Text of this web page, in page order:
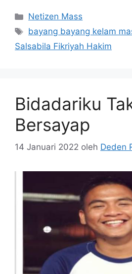
Kategori
Netizen Mass
Tag
bayang bayang kelam
Salsabila Fikriyah Hakim
Bidadariku
Bersayap
14 Januari 2022 oleh Deden